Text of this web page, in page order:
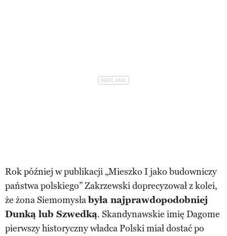
Rok później w publikacji „Mieszko I jako budowniczy
państwa polskiego” Zakrzewski doprecyzował z kolei,
że żona Siemomysłabyła najprawdopodobniej
Dunką lub Szwedką. Skandynawskie imię Dagome
pierwszy historyczny władca Polski miał dostać po